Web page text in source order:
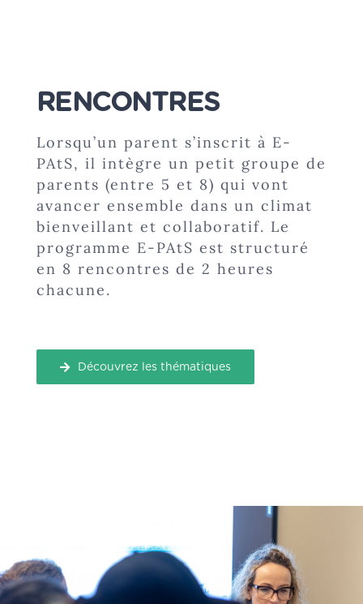
RENCONTRES
Lorsqu’un parent s’inscrit à E-
PAtS, il intègre un petit groupe de
parents (entre 5 et 8) qui vont
avancer ensemble dans un climat
bienveillant et collaboratif. Le
programme E-PAtS est structuré
en 8 rencontres de 2 heures
chacune.
Découvrez les thématiques